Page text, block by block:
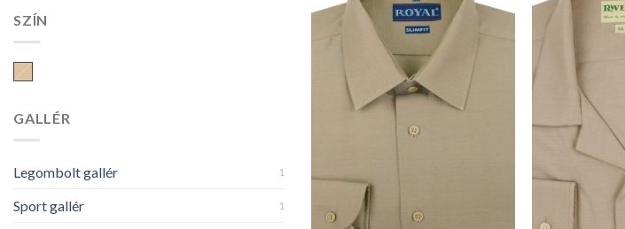
SZÍN
GALLÉR
Legombolt gallér 1
Sport gallér 1